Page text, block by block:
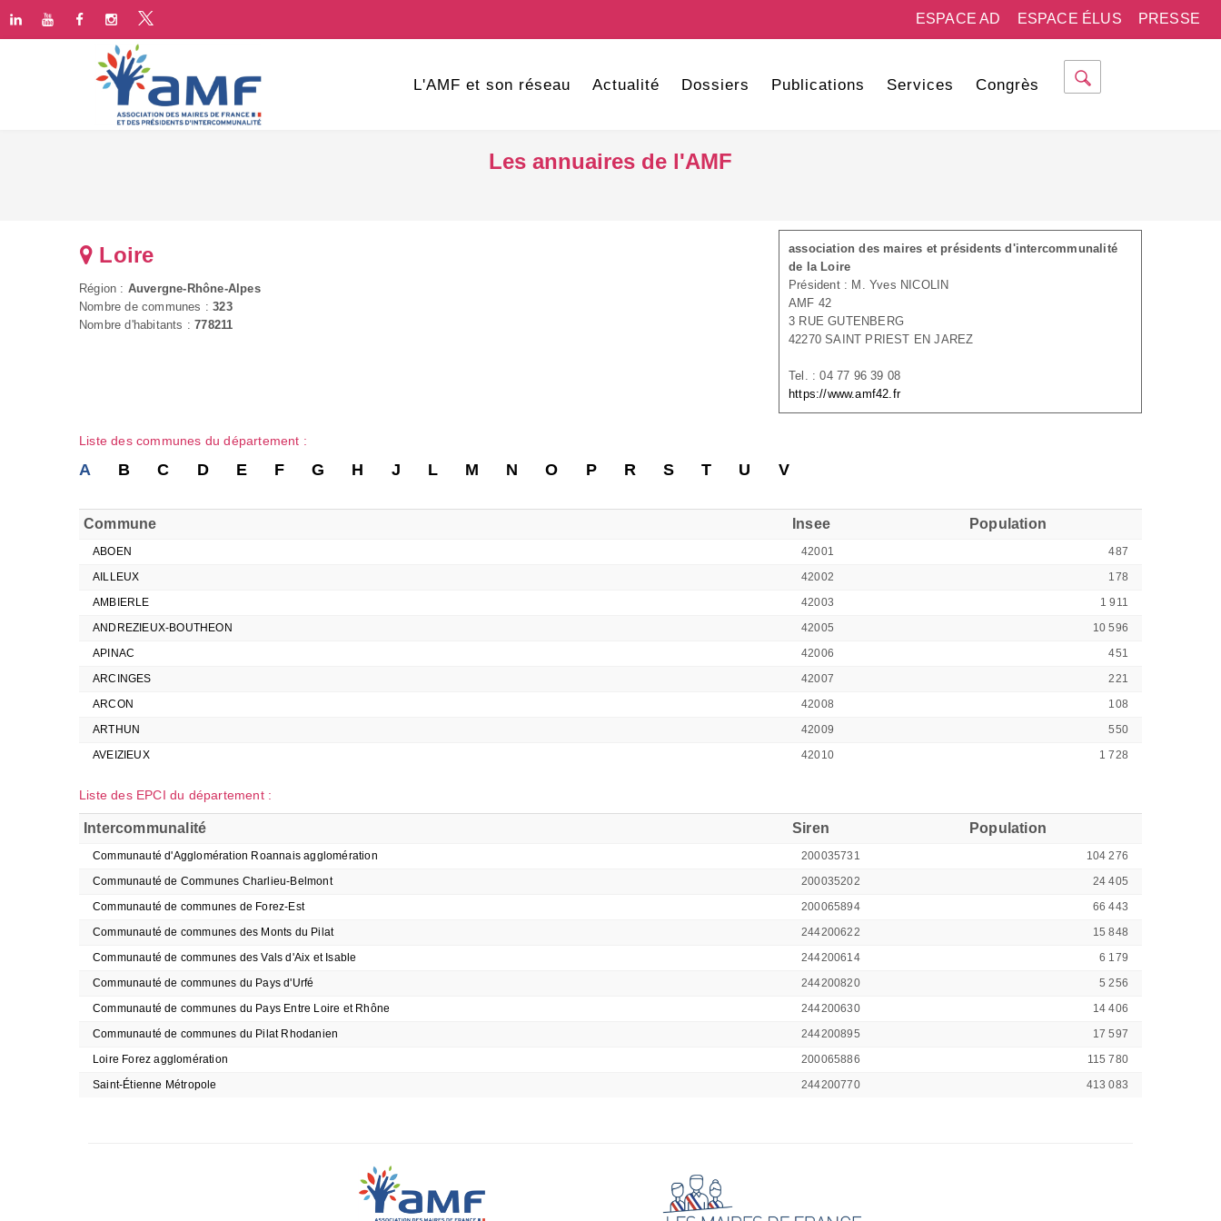
PRESSE
ESPACE ÉLUS
ESPACE AD
L'AMF et son réseau Actualité Dossiers Publications Services Congrès
Les annuaires de l'AMF
association des maires et présidents d'intercommunalité
de la Loire
Président : M. Yves NICOLIN
AMF 42
3 RUE GUTENBERG
42270 SAINT PRIEST EN JAREZ
Tel. : 04 77 96 39 08
https://www.amf42.fr
Loire
Région : Auvergne-Rhône-Alpes
Nombre de communes :323
Nombre d'habitants :778211
Liste des communes du département :
A B C D E F G H J L M N O P R S T U V
Commune Insee Population
ABOEN 42001
487
AILLEUX
42002
178
AMBIERLE
42003
1 911
ANDREZIEUX-BOUTHEON
42005
10 596
APINAC
42006
451
ARCINGES
42007
221
ARCON
42008
108
ARTHUN
42009
550
AVEIZIEUX
42010 1 728
Liste des EPCI du département :
Intercommunalité Siren Population
Communauté d'Agglomération Roannais agglomération 200035731
104 276
Communauté de Communes Charlieu-Belmont
200035202
24 405
Communauté de communes de Forez-Est
200065894
66 443
Communauté de communes des Monts du Pilat
244200622
15 848
Communauté de communes des Vals d'Aix et Isable
244200614
6 179
Communauté de communes du Pays d'Urfé
244200820
5 256
Communauté de communes du Pays Entre Loire et Rhône
244200630
14 406
Communauté de communes du Pilat Rhodanien
244200895
17 597
Loire Forez agglomération
200065886
115 780
Saint-Étienne Métropole
244200770 413 083